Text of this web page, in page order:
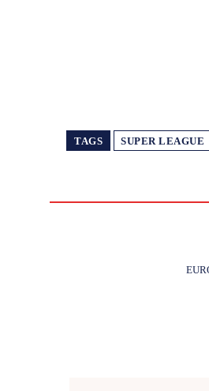
TAGS SUPER LEAGUE